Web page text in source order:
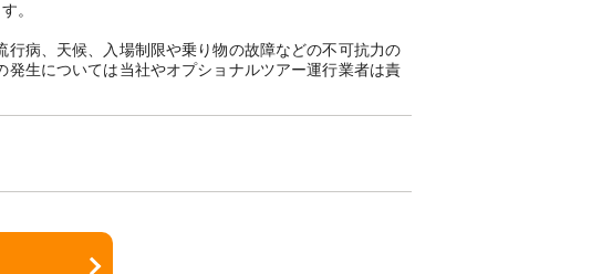
。
病、天候、入場制限や乗り物の故障などの不可抗力の
生については当社やオプショナルツアー運行業者は責